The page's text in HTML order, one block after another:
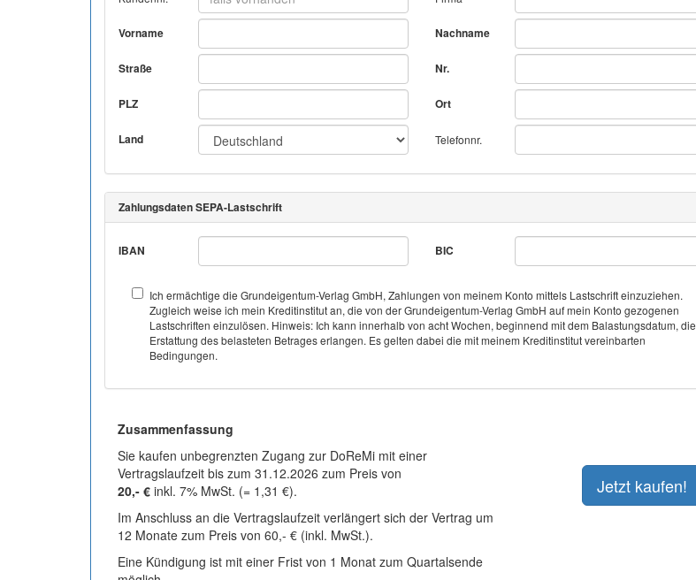
Vorname Nachname
Straße Nr.
PLZ Ort
Land Telefonnr.
Zahlungsdaten SEPA-Lastschrift
IBAN BIC
Ich ermächtige die Grundeigentum-Verlag GmbH, Zahlungen von meinem Konto mittels Lastschrift einzuziehen.
Zugleich weise ich mein Kreditinstitut an, die von der Grundeigentum-Verlag GmbH auf mein Konto gezogenen
Lastschriften einzulösen. Hinweis: Ich kann innerhalb von acht Wochen, beginnend mit dem Balastungsdatum, die
Erstattung des belasteten Betrages erlangen. Es gelten dabei die mit meinem Kreditinstitut vereinbarten
Bedingungen.
Zusammenfassung
Sie kaufen unbegrenzten Zugang zur DoReMi mit einer
Vertragslaufzeit bis zum 31.12.2026 zum Preis von
20,- € inkl. 7% MwSt. (= 1,31 €).
Im Anschluss an die Vertragslaufzeit verlängert sich der Vertrag um
12 Monate zum Preis von 60,- € (inkl. MwSt.).
Eine Kündigung ist mit einer Frist von 1 Monat zum Quartalsende